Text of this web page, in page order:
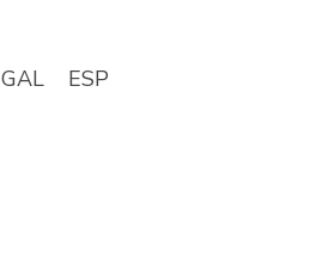
GAL ESP